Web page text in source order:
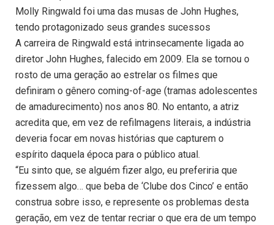
Molly Ringwald foi uma das musas de John Hughes,
tendo protagonizado seus grandes sucessos
A carreira de Ringwald está intrinsecamente ligada ao
diretor John Hughes, falecido em 2009. Ela se tornou o
rosto de uma geração ao estrelar os filmes que
definiram o gênero coming-of-age (tramas adolescentes
de amadurecimento) nos anos 80. No entanto, a atriz
acredita que, em vez de refilmagens literais, a indústria
deveria focar em novas histórias que capturem o
espírito daquela época para o público atual.
“Eu sinto que, se alguém fizer algo, eu preferiria que
fizessem algo… que beba de ‘Clube dos Cinco’ e então
construa sobre isso, e represente os problemas desta
geração, em vez de tentar recriar o que era de um tempo